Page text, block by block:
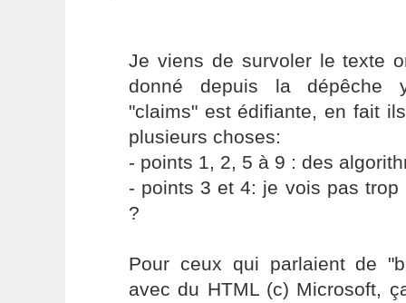
Je viens de survoler le texte
donné depuis la dépêche
"claims" est édifiante, en fait
plusieurs choses:
- points 1, 2, 5 à 9 : des
- points 3 et 4: je vois pas trop
?
Pour ceux qui parlaient de
avec du HTML (c) Microsoft,